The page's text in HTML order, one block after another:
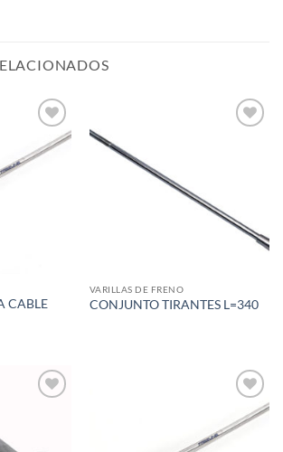
Add to
wishlist
CABLE
VARILLAS DE FRENO
CONJUNTO TIRANTES L=340
Add to
wishlist